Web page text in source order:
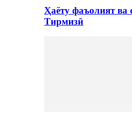
Ҳаёту фаъолият
Тирмизӣ